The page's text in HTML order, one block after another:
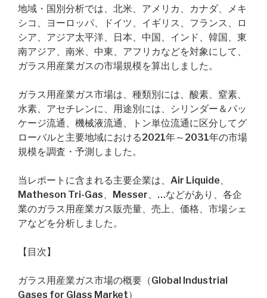
地域・国別分析では、北米、アメリカ、カナダ、メキ
シコ、ヨーロッパ、ドイツ、イギリス、フランス、ロ
シア、アジア太平洋、日本、中国、インド、韓国、東
南アジア、南米、中東、アフリカなどを対象にして、
ガラス用産業ガスの市場規模を算出しました。
ガラス用産業ガス市場は、種類別には、酸素、窒素、
水素、アセチレンに、用途別には、シリンダー＆パッ
ケージ流通、機械液流通、トン単位流通に区分してグ
ローバルと主要地域における2021年～2031年の市場
規模を調査・予測しました。
当レポートに含まれる主要企業は、Air Liquide、
Matheson Tri-Gas、Messer、…などがあり、各企
業のガラス用産業ガス販売量、売上、価格、市場シェ
アなどを分析しました。
【目次】
ガラス用産業ガス市場の概要（Global Industrial
Gases for Glass Market）